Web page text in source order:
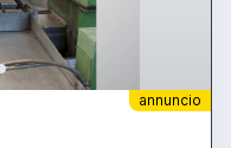
annuncio